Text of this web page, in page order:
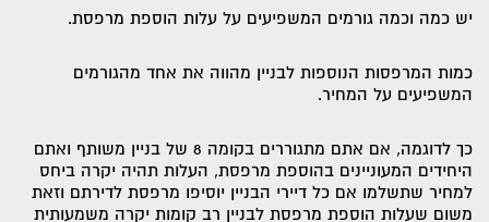
יש כמה וכמה גורמים המשפיעים על עלות הוספת מרפסת.
כמות המרפסות הנוספות לבניין מהווה את אחד מהגורמים
המשפיעים על המחיר.
כך לדוגמה, אם אתם מתגוררים בקומה 8 של בניין משותף ואתם
היחידים המעוניינים בהוספת מרפסת, העלות תהיה יקרה ביחס
למחיר שתשלמו אם כל דיירי הבניין יוסיפו מרפסת לדירתם וזאת
משום שעלות הוספת מרפסת לבניין רב קומות יקרה משמעותית